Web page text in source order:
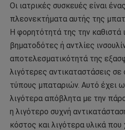
Οι ιατρικές συσκευές είναι
πλεονεκτήματα αυτής της
Η φορητότητά της την καθιστά
βηματοδότες ή αντλίες
αποτελεσματικότητά της
λιγότερες αντικαταστάσεις σε
τύπους μπαταριών. Αυτό έχει
λιγότερα απόβλητα με την
η λιγότερο συχνή
κόστος και λιγότερα υλικά που